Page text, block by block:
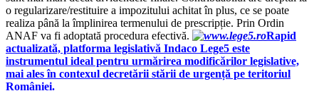
o regularizare/restituire a impozitului achitat în plus, ce se poate
realiza până la împlinirea termenului de prescripție. Prin Ordin
ANAF va fi adoptată procedura efectivă.
Rapid
actualizată, platforma legislativă Indaco Lege5 este
instrumentul ideal pentru urmărirea modificărilor legislative,
mai ales în contexul decretării stării de urgență pe teritoriul
României.